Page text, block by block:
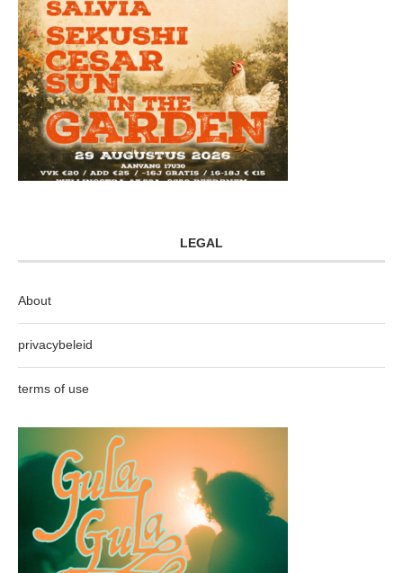
LEGAL
About
privacybeleid
terms of use